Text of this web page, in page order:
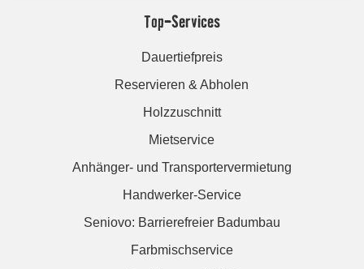
Top-Services
Dauertiefpreis
Reservieren & Abholen
Holzzuschnitt
Mietservice
Anhänger- und Transportervermietung
Handwerker-Service
Seniovo: Barrierefreier Badumbau
Farbmischservice